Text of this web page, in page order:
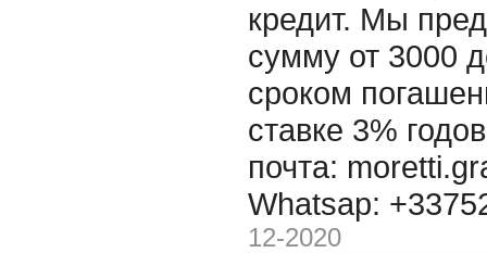
кредит. Мы
сумму от 3000
сроком
ставке 3%
почта:
Whatsap:
12-2020